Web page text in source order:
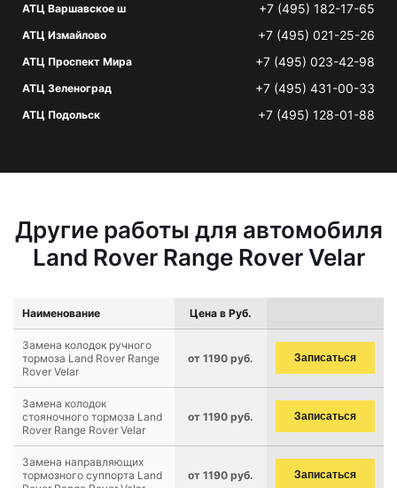
АТЦ Варшавское ш +7 (495) 182-17-65
АТЦ Измайлово +7 (495) 021-25-26
АТЦ Проспект Мира +7 (495) 023-42-98
АТЦ Зеленоград +7 (495) 431-00-33
АТЦ Подольск +7 (495) 128-01-88
Другие работы для автомобиля
Land Rover Range Rover Velar
Наименование Цена в Руб.
Замена колодок ручного
тормоза Land Rover Range
Rover Velar
от 1190 руб. Записаться
Замена колодок
стояночного тормоза Land
Rover Range Rover Velar
от 1190 руб. Записаться
Замена направляющих
тормозного суппорта Land
от 1190 руб. Записаться